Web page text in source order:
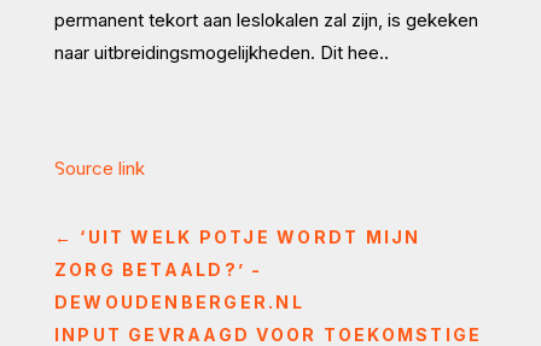
permanent tekort aan leslokalen zal zijn, is gekeken
naar uitbreidingsmogelijkheden. Dit hee..
Source link
← ‘UIT WELK POTJE WORDT MIJN
ZORG BETAALD?’ -
DEWOUDENBERGER.NL
INPUT GEVRAAGD VOOR TOEKOMSTIGE